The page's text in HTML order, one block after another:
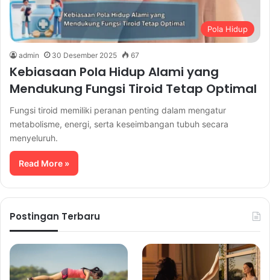
Pola Hidup
admin 30 Desember 2025 67
Kebiasaan Pola Hidup Alami yang
Mendukung Fungsi Tiroid Tetap Optimal
Fungsi tiroid memiliki peranan penting dalam mengatur
metabolisme, energi, serta keseimbangan tubuh secara
menyeluruh.
Read More »
Postingan Terbaru